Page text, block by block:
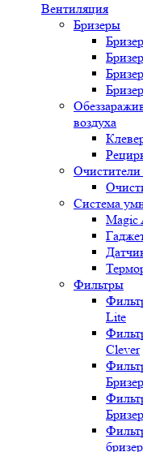
Вентиляция
Бризеры
Бризер
воздуха
Очистители
Система
Magic
Фильтры
Lite
Clever